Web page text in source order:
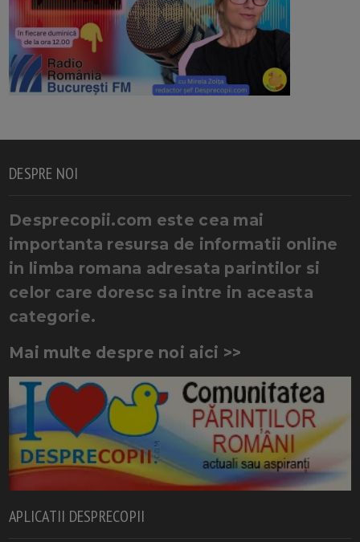
DESPRE NOI
Desprecopii.com este cea mai
importanta resursa de informatii online
in limba romana adresata parintilor si
celor care doresc sa intre in aceasta
categorie.
Mai multe despre noi aici >>
APLICATII DESPRECOPII